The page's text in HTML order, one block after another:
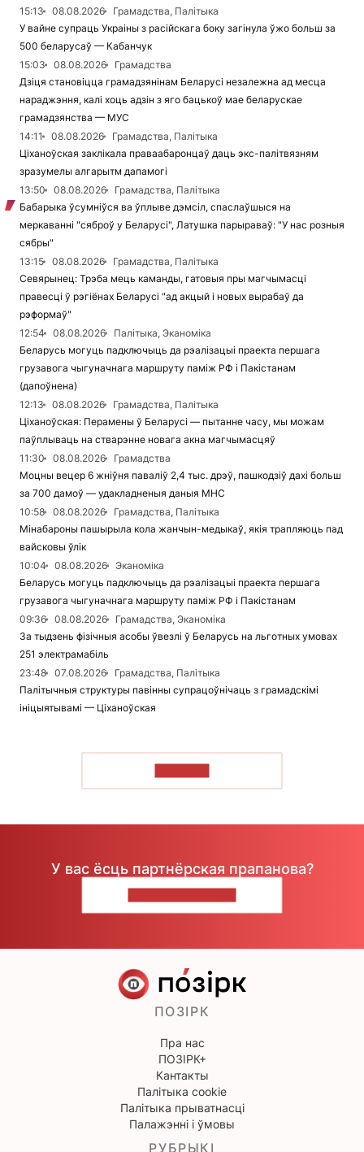
15:13
08.08.2026
Грамадства, Палітыка
У вайне супраць Украіны з расійскага боку загінула ўжо больш за
500 беларусаў — Кабанчук
15:03
08.08.2026
Грамадства
Дзіця становіцца грамадзянінам Беларусі незалежна ад месца
нараджэння, калі хоць адзін з яго бацькоў мае беларускае
грамадзянства — МУС
14:11
08.08.2026
Грамадства, Палітыка
Ціханоўская заклікала праваабаронцаў даць экс-палітвязням
зразумелы алгарытм дапамогі
13:50
08.08.2026
Грамадства, Палітыка
Бабарыка ўсумніўся ва ўплыве дэмсіл, спаслаўшыся на
меркаванні "сяброў у Беларусі", Латушка парыраваў: "У нас розныя
сябры"
13:15
08.08.2026
Грамадства, Палітыка
Севярынец: Трэба мець каманды, гатовыя пры магчымасці
правесці ў рэгіёнах Беларусі "ад акцый і новых вырабаў да
рэформаў"
12:54
08.08.2026
Палітыка, Эканоміка
Беларусь могуць падключыць да рэалізацыі праекта першага
грузавога чыгуначнага маршруту паміж РФ і Пакістанам
(дапоўнена)
12:13
08.08.2026
Грамадства, Палітыка
Ціханоўская: Перамены ў Беларусі — пытанне часу, мы можам
паўплываць на стварэнне новага акна магчымасцяў
11:30
08.08.2026
Грамадства
Моцны вецер 6 жніўня паваліў 2,4 тыс. дрэў, пашкодзіў дахі больш
за 700 дамоў — удакладненыя даныя МНС
10:58
08.08.2026
Грамадства, Палітыка
Мінабароны пашырыла кола жанчын-медыкаў, якія трапляюць пад
вайсковы ўлік
10:04
08.08.2026
Эканоміка
Беларусь могуць падключыць да рэалізацыі праекта першага
грузавога чыгуначнага маршруту паміж РФ і Пакістанам
09:36
08.08.2026
Грамадства, Эканоміка
За тыдзень фізічныя асобы ўвезлі ў Беларусь на льготных умовах
251 электрамабіль
23:48
07.08.2026
Грамадства, Палітыка
Палітычныя структуры павінны супрацоўнічаць з грамадскімі
ініцыятывамі — Ціханоўская
У вас ёсць партнёрская прапанова?
ПОЗІРК
Пра нас
ПОЗІРК+
Кантакты
Палітыка cookie
Палітыка прыватнасці
Палажэнні і ўмовы
РУБРЫКІ